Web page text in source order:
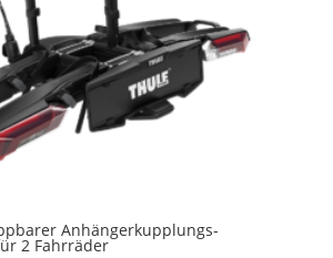
Anhängerkupplungs-
2 Fahrräder